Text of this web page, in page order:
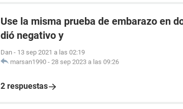
Use la misma prueba de embarazo en
dió negativo y
Dan - 13 sep 2021 a las 02:19
marsan1990 - 28 sep 2023 a las 09:26
2 respuestas